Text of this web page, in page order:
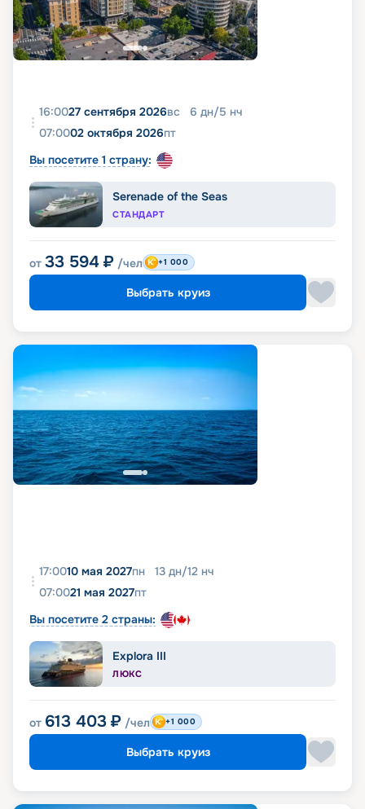
16:0027 сентября 2026вс 6 дн/5 нч
07:0002 октября 2026пт
Вы посетите 1 страну:
Serenade of the Seas
СТАНДАРТ
от 33 594 ₽ /чел +1 000
Выбрать круиз
17:0010 мая 2027пн 13 дн/12 нч
07:0021 мая 2027пт
Вы посетите 2 страны:
Explora III
ЛЮКС
от 613 403 ₽ /чел +1 000
Выбрать круиз